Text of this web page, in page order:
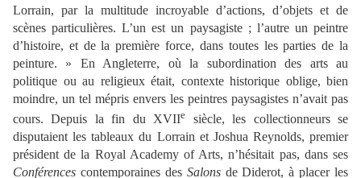
Lorrain, par la multitude incroyable d’actions, d’objets et de
scènes particulières. L’un est un paysagiste ; l’autre un peintre
d’histoire, et de la première force, dans toutes les parties de la
peinture. » En Angleterre, où la subordination des arts au
politique ou au religieux était, contexte historique oblige, bien
moindre, un tel mépris envers les peintres paysagistes n’avait pas
cours. Depuis la fin du XVIIe siècle, les collectionneurs se
disputaient les tableaux du Lorrain et Joshua Reynolds, premier
président de la Royal Academy of Arts, n’hésitait pas, dans ses
Conférences contemporaines des Salonsde Diderot, à placer les